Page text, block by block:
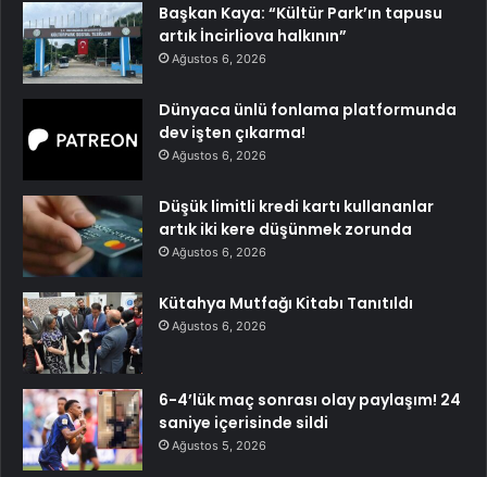
Başkan Kaya: “Kültür Park’ın tapusu
artık İncirliova halkının”
Ağustos 6, 2026
Dünyaca ünlü fonlama platformunda
dev işten çıkarma!
Ağustos 6, 2026
Düşük limitli kredi kartı kullananlar
artık iki kere düşünmek zorunda
Ağustos 6, 2026
Kütahya Mutfağı Kitabı Tanıtıldı
Ağustos 6, 2026
6-4’lük maç sonrası olay paylaşım! 24
saniye içerisinde sildi
Ağustos 5, 2026